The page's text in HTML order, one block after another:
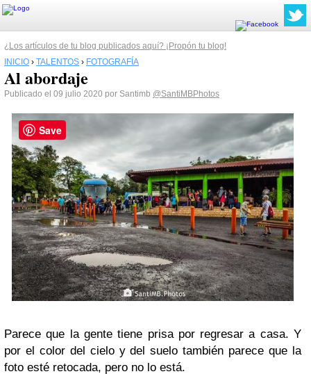
¿Los artículos de tu blog publicados aquí? ¡Propón tu blog!
INICIO › TALENTOS › FOTOGRAFÍA
Al abordaje
Publicado el 09 julio 2020 por Santimb @SantiMBPhotos
Parece que la gente tiene prisa por regresar a casa. Y
por el color del cielo y del suelo también parece que la
foto esté retocada, pero no lo está.
Save